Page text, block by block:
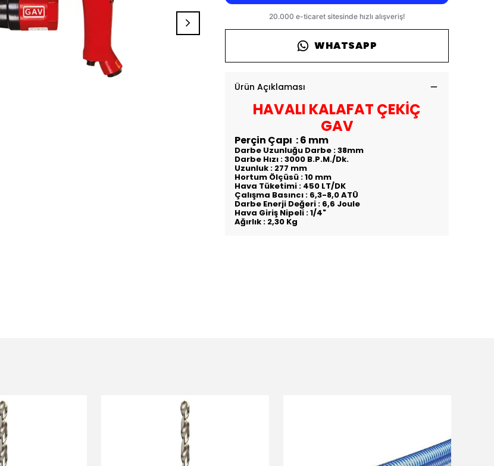
WHATSAPP
Ürün Açıklaması
HAVALI KALAFAT ÇEKİÇ
GAV
Perçin Çapı : 6 mm
Darbe Uzunluğu Darbe : 38mm
Darbe Hızı : 3000 B.P.M./Dk.
Uzunluk : 277 mm
Hortum Ölçüsü : 10 mm
Hava Tüketimi : 450 LT/DK
Çalışma Basıncı : 6,3-8,0 ATÜ
Darbe Enerji Değeri : 6,6 Joule
Hava Giriş Nipeli : 1/4"
Ağırlık : 2,30 Kg